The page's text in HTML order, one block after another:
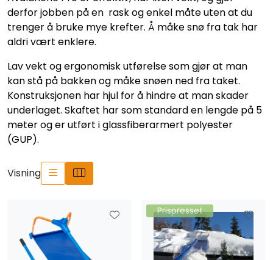
derfor jobben på en rask og enkel måte uten at du
trenger å bruke mye krefter. Å måke snø fra tak har
aldri vært enklere.
Lav vekt og ergonomisk utførelse som gjør at man
kan stå på bakken og måke snøen ned fra taket.
Konstruksjonen har hjul for å hindre at man skader
underlaget. Skaftet har som standard en lengde på 5
meter og er utført i glassfiberarmert polyester
(GUP).
Visning
Prispresset